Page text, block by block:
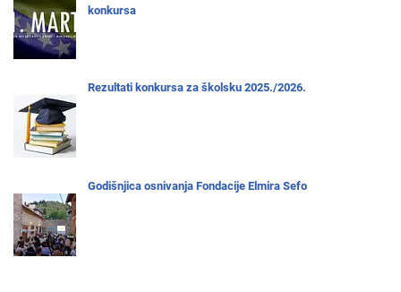
konkursa
Rezultati konkursa za školsku 2025./2026.
Godišnjica osnivanja Fondacije Elmira Sefo